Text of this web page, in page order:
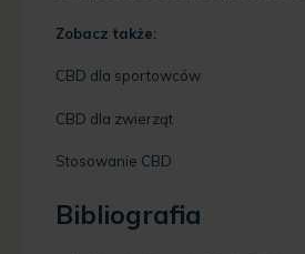
Zobacz także:
CBD dla sportowców
CBD dla zwierząt
Stosowanie CBD
Bibliografia